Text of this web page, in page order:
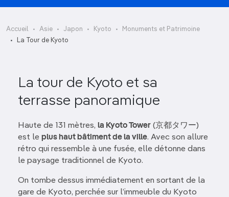
Accueil Asie Japon Kyoto
Monuments et Patrimoine
La Tour de Kyoto
La tour de Kyoto et sa
terrasse panoramique
Haute de 131 mètres, la Kyoto Tower (京都タワー)
est le plus haut bâtiment de la ville. Avec son allure
rétro qui ressemble à une fusée, elle détonne dans
le paysage traditionnel de Kyoto.
On tombe dessus immédiatement en sortant de la
gare de Kyoto, perchée sur l’immeuble du Kyoto